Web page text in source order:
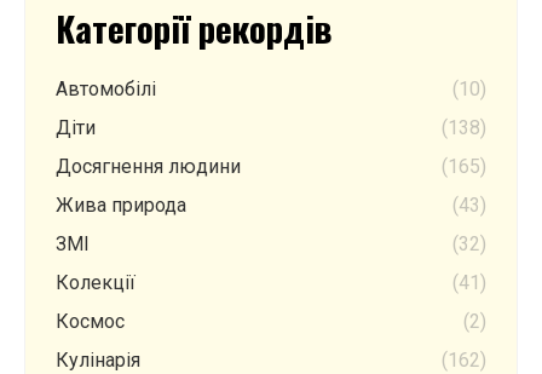
Категорії рекордів
Автомобілі
(10)
Діти
(138)
Досягнення людини
(165)
Жива природа
(43)
ЗМІ
(32)
Колекції
(41)
Космос
(2)
Кулінарія
(162)